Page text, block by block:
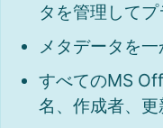
タを管理して
メタデータを
すべてのMS
名、作成者、